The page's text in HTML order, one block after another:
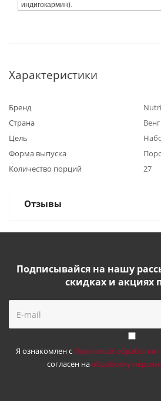
индигокармин).
Характеристики
Бренд
Страна
Цель
Форма выпуска
Количество порций
27
Отзывы
Подписывайся на нашу
скидках и акциях
Я ознакомлен с Политикой обработки
согласен наобработку